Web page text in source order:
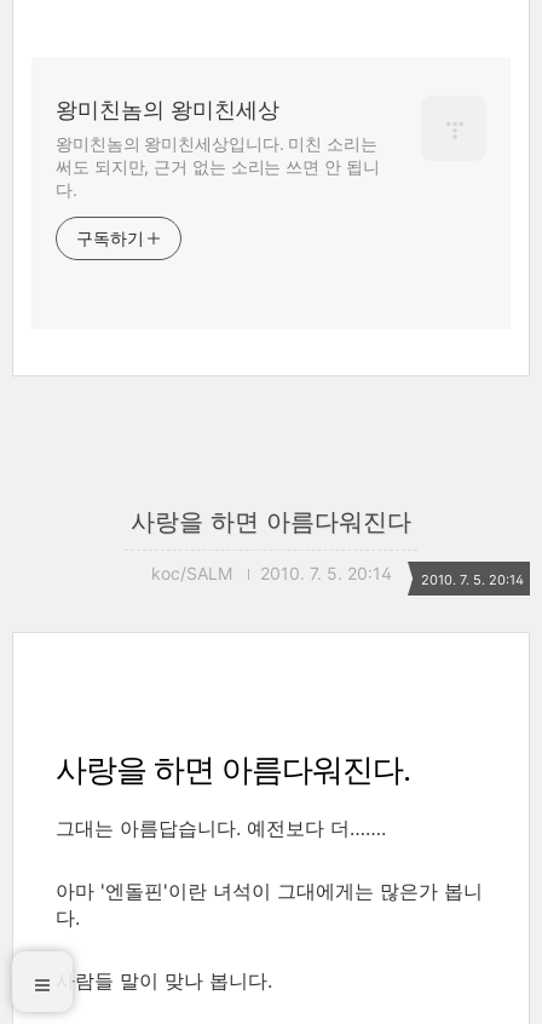
왕미친놈의 왕미친세상
왕미친놈의 왕미친세상입니다. 미친 소리는
써도 되지만, 근거 없는 소리는 쓰면 안 됩니
다.
구독하기
사랑을 하면 아름다워진다
koc/SALM 2010. 7. 5. 20:14 2010. 7. 5. 20:14
사랑을 하면 아름다워진다.
그대는 아름답습니다. 예전보다 더…….
아마 '엔돌핀'이란 녀석이 그대에게는 많은가 봅니
다.
사람들 말이 맞나 봅니다.